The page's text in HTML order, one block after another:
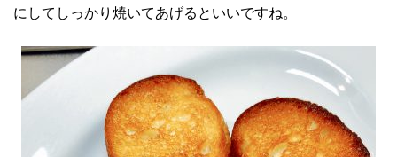
にしてしっかり焼いてあげるといいですね。